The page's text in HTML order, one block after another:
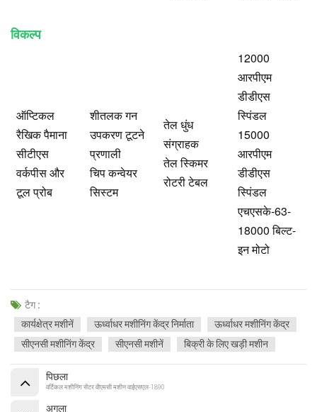
विकल्प
ऑप्टिकल
रैखिक पैमाना
सीटीएस
वर्कपीस और
टूल प्रोब
शीतलक गन
उपकरण टूटने
प्रणाली
चिप कन्वेयर
सिस्टम
तेल धुंध
संग्राहक
तेल स्किमर
रोटरी टेबल
12000
आरपीएम
डीडीएस
स्पिंडल
15000
आरपीएम
डीडीएस
स्पिंडल
एचएसके-63-
18000 बिल्ट-
इन मोटो
टैग :
कार्यक्षेत्र मशीनें
ऊर्ध्वाधर मशीनिंग केंद्र निर्माता
ऊर्ध्वाधर मशीनिंग केंद्र
सीएनसी मशीनिंग केंद्र
सीएनसी मशीनें बिक्री के लिए खड़ी मशीन
पिछला
वर्टिकल मशीनिंग सेंटर वीएमसी मशीन वाईएसएल-1890
अगला